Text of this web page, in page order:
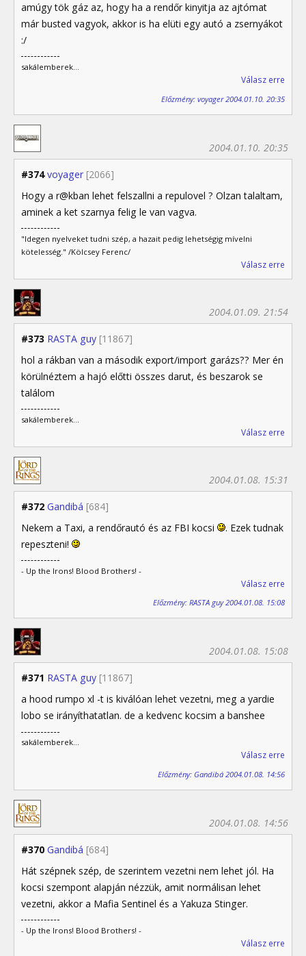
amúgy tök gáz az, hogy ha a rendőr kinyitja az ajtómat
már busted vagyok, akkor is ha elüti egy autó a zsernyákot
:/
sakálemberek...
Válasz erre
Előzmény: voyager 2004.01.10. 20:35
#374 voyager [2066]
2004.01.10. 20:35
Hogy a r@kban lehet felszallni a repulovel ? Olzan talaltam,
aminek a ket szarnya felig le van vagva.
"Idegen nyelveket tudni szép, a hazait pedig lehetségig mívelni
kötelesség." /Kölcsey Ferenc/
Válasz erre
#373 RASTA guy [11867]
2004.01.09. 21:54
hol a rákban van a második export/import garázs?? Mer én
körülnéztem a hajó előtti összes darut, és beszarok se
találom
sakálemberek...
Válasz erre
#372 Gandibá [684]
2004.01.08. 15:31
Nekem a Taxi, a rendőrautó és az FBI kocsi
. Ezek tudnak
repeszteni!
- Up the Irons! Blood Brothers! -
Válasz erre
Előzmény: RASTA guy 2004.01.08. 15:08
#371 RASTA guy [11867]
2004.01.08. 15:08
a hood rumpo xl -t is kiválóan lehet vezetni, meg a yardie
lobo se irányíthatatlan. de a kedvenc kocsim a banshee
sakálemberek...
Válasz erre
Előzmény: Gandibá 2004.01.08. 14:56
#370 Gandibá [684]
2004.01.08. 14:56
Hát szépnek szép, de szerintem vezetni nem lehet jól. Ha
kocsi szempont alapján nézzük, amit normálisan lehet
vezetni, akkor a Mafia Sentinel és a Yakuza Stinger.
- Up the Irons! Blood Brothers! -
Válasz erre